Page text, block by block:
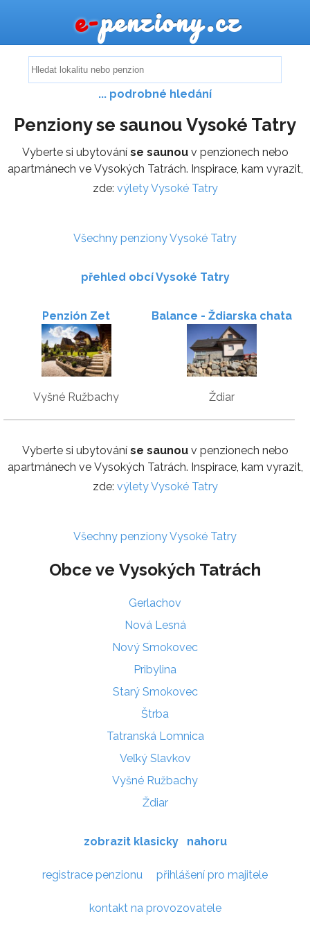
e-penziony.cz
... podrobné hledání
Penziony se saunou Vysoké Tatry
Vyberte si ubytování se saunouv penzionech nebo
apartmánech ve Vysokých Tatrách. Inspirace, kam vyrazit,
zde: výlety Vysoké Tatry
Všechny penziony Vysoké Tatry
přehled obcí Vysoké Tatry
Penzión Zet
Vyšné Ružbachy
Balance - Ždiarska chata
Ždiar
Vyberte si ubytování se saunouv penzionech nebo
apartmánech ve Vysokých Tatrách. Inspirace, kam vyrazit,
zde: výlety Vysoké Tatry
Všechny penziony Vysoké Tatry
Obce ve Vysokých Tatrách
Gerlachov
Nová Lesná
Nový Smokovec
Pribylina
Starý Smokovec
Štrba
Tatranská Lomnica
Veľký Slavkov
Vyšné Ružbachy
Ždiar
zobrazit klasicky nahoru
registrace penzionu přihlášení pro majitele
kontakt na provozovatele